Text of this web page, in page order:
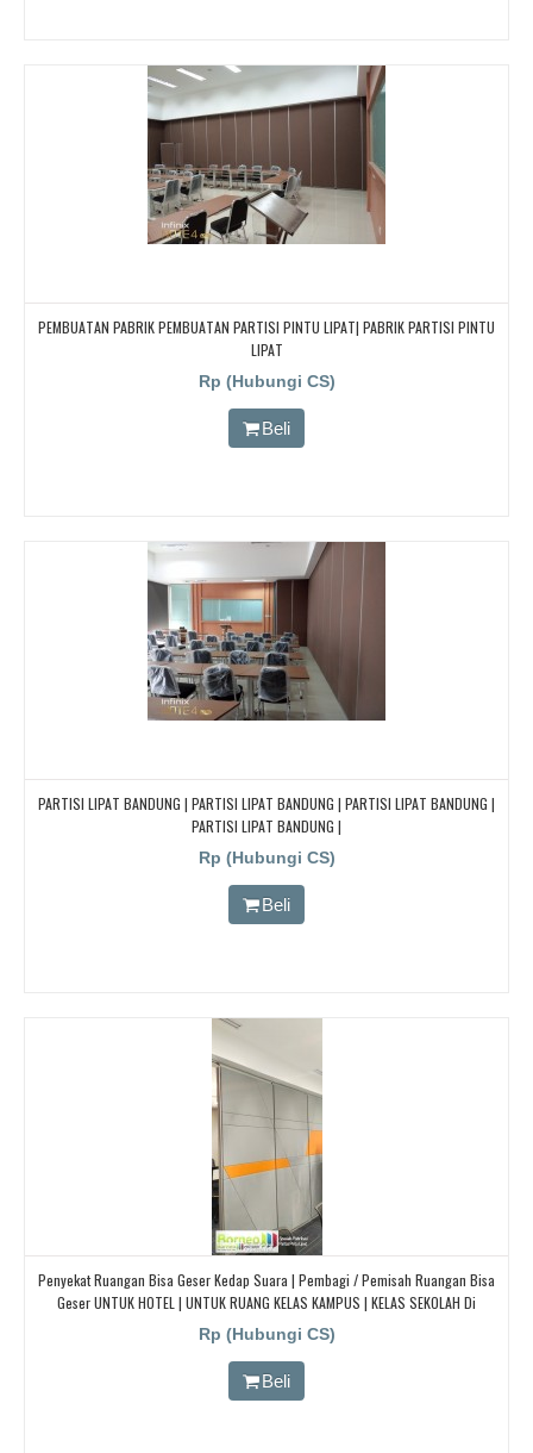
PEMBUATAN PABRIK PEMBUATAN PARTISI PINTU LIPAT| PABRIK PARTISI PINTU
LIPAT
Rp (Hubungi CS)
Beli
PARTISI LIPAT BANDUNG | PARTISI LIPAT BANDUNG | PARTISI LIPAT BANDUNG |
PARTISI LIPAT BANDUNG |
Rp (Hubungi CS)
Beli
Penyekat Ruangan Bisa Geser Kedap Suara | Pembagi / Pemisah Ruangan Bisa
Geser UNTUK HOTEL | UNTUK RUANG KELAS KAMPUS | KELAS SEKOLAH Di
BANDUNG, JAKARTA, BEKASI, TANGERANG
Rp (Hubungi CS)
Beli